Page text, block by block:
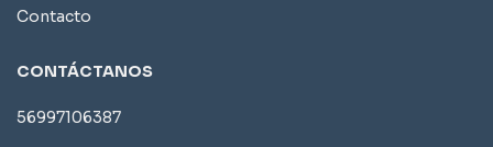
Contacto
CONTÁCTANOS
56997106387